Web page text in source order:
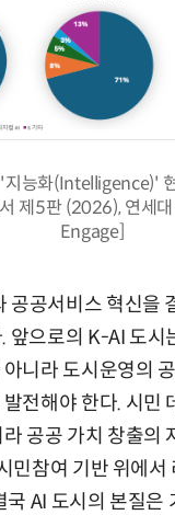
능화(Intelligence)'
제5판 (2026), 연세
Engage]
공공서비스 혁신을
앞으로의 K-AI 도시
니라 도시운영의
전해야 한다. 시민
공공 가치 창출의
민참여 기반 위에서
국 AI 도시의 본질은